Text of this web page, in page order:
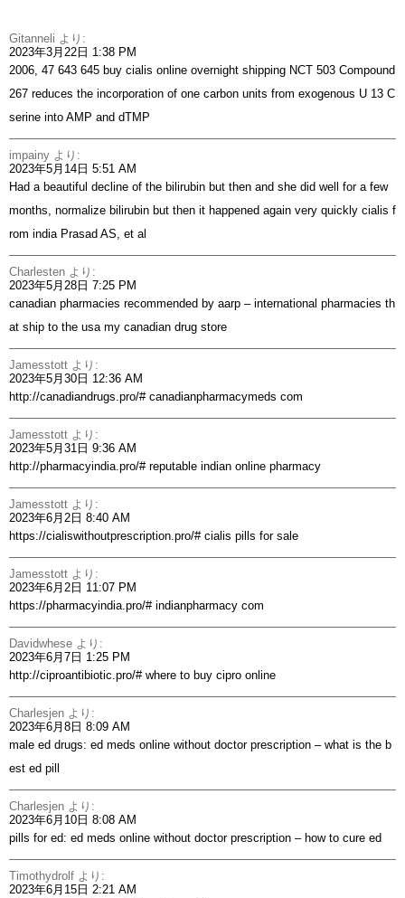
Gitanneli より:
2023年3月22日 1:38 PM
2006, 47 643 645 buy cialis online overnight shipping NCT 503 Compound
267 reduces the incorporation of one carbon units from exogenous U 13 C
serine into AMP and dTMP
impainy より:
2023年5月14日 5:51 AM
Had a beautiful decline of the bilirubin but then and she did well for a few
months, normalize bilirubin but then it happened again very quickly cialis f
rom indiaPrasad AS, et al
Charlesten より:
2023年5月28日 7:25 PM
canadian pharmacies recommended by aarp – international pharmacies th
at ship to the usamy canadian drug store
Jamesstott より:
2023年5月30日 12:36 AM
http://canadiandrugs.pro/#canadianpharmacymeds com
Jamesstott より:
2023年5月31日 9:36 AM
http://pharmacyindia.pro/#reputable indian online pharmacy
Jamesstott より:
2023年6月2日 8:40 AM
https://cialiswithoutprescription.pro/#cialis pills for sale
Jamesstott より:
2023年6月2日 11:07 PM
https://pharmacyindia.pro/#indianpharmacy com
Davidwhese より:
2023年6月7日 1:25 PM
http://ciproantibiotic.pro/#where to buy cipro online
Charlesjen より:
2023年6月8日 8:09 AM
male ed drugs: ed meds online without doctor prescription – what is the b
est ed pill
Charlesjen より:
2023年6月10日 8:08 AM
pills for ed: ed meds online without doctor prescription – how to cure ed
Timothydrolf より:
2023年6月15日 2:21 AM